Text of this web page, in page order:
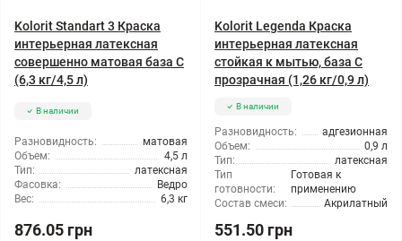
Kolorit Standart 3 Краска
интерьерная латексная
совершенно матовая база C
(6,3 кг/4,5 л)
В наличии
Разновидность:
матовая
Объем:
4,5 л
Тип:
латексная
Фасовка:
Ведро
Вес:
6,3 кг
876.05 грн
Kolorit Legenda Краска
интерьерная латексная
стойкая к мытью, база C
прозрачная (1,26 кг/0,9 л)
В наличии
Разновидность:
адгезионная
Объем:
0,9 л
Тип:
латексная
Тип
готовности:
Готовая к
применению
Состав смеси:
Акрилатный
551.50 грн